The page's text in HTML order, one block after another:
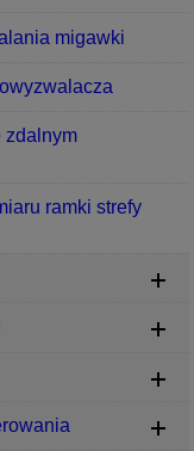
migawki
zdalnym
ramki strefy